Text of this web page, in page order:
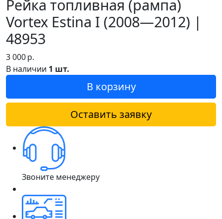
Рейка топливная (рампа)
Vortex Estina I (2008—2012) |
48953
3 000р.
В наличии 1 шт.
В корзину
Оставить заявку
Звоните менеджеру